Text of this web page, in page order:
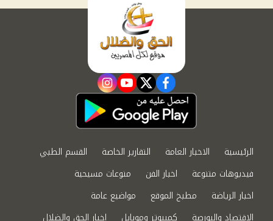
facebook
twitter
youtube
instagram
الرئيسية الاخبار العامة التقارير الخاصة
القسم الطبي
فيديوهات متنوعة
اخبار الفن
منوعات مسيحية
اخبار الرياضة
مطبخ الموقع
مواضيع عامة
الاقتصاد والبورصة
كمبيوتر وموبايل اخبار الحق والضلال